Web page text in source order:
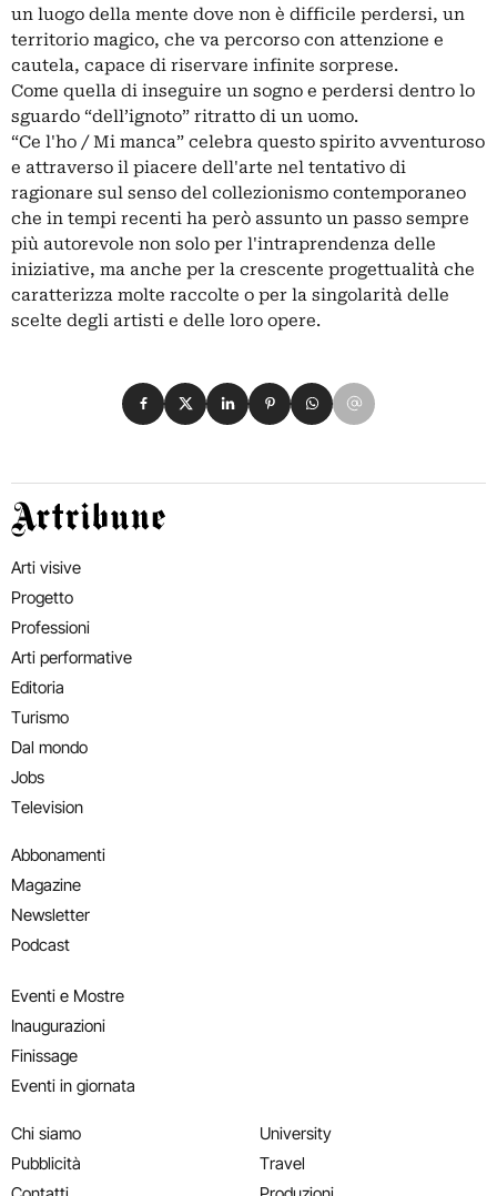
un luogo della mente dove non è difficile perdersi, un
territorio magico, che va percorso con attenzione e
cautela, capace di riservare infinite sorprese.
Come quella di inseguire un sogno e perdersi dentro lo
sguardo “dell’ignoto” ritratto di un uomo.
“Ce l'ho / Mi manca” celebra questo spirito avventuroso
e attraverso il piacere dell'arte nel tentativo di
ragionare sul senso del collezionismo contemporaneo
che in tempi recenti ha però assunto un passo sempre
più autorevole non solo per l'intraprendenza delle
iniziative, ma anche per la crescente progettualità che
caratterizza molte raccolte o per la singolarità delle
scelte degli artisti e delle loro opere.
Condividi su Facebook
Condividi su X
Condividi su LinkedIn
Condividi su Pinterest
Condividi su WhatsApp
Condividi su Email
Artribune
Arti visive
Progetto
Professioni
Arti performative
Editoria
Turismo
Dal mondo
Jobs
Television
Abbonamenti
Magazine
Newsletter
Podcast
Eventi e Mostre
Inaugurazioni
Finissage
Eventi in giornata
Chi siamo
Pubblicità
University
Travel